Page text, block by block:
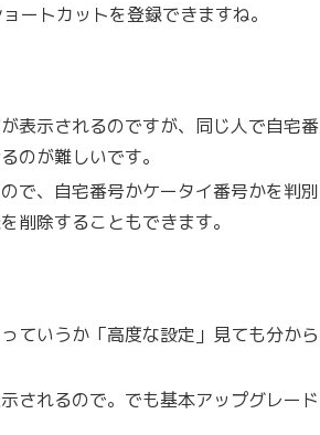
ートカットを登録できますね。
表示されるのですが、同じ人で自宅番
のが難しいです。
で、自宅番号かケータイ番号かを判別
削除することもできます。
ていうか「高度な設定」見ても分から
されるので。でも基本アップグレード